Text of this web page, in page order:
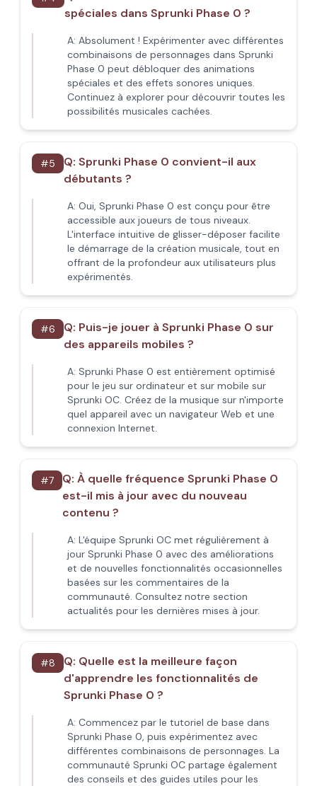
spéciales dans Sprunki Phase 0 ?
A: Absolument ! Expérimenter avec différentes
combinaisons de personnages dans Sprunki
Phase 0 peut débloquer des animations
spéciales et des effets sonores uniques.
Continuez à explorer pour découvrir toutes les
possibilités musicales cachées.
#5 Q: Sprunki Phase 0 convient-il aux
débutants ?
A: Oui, Sprunki Phase 0 est conçu pour être
accessible aux joueurs de tous niveaux.
L'interface intuitive de glisser-déposer facilite
le démarrage de la création musicale, tout en
offrant de la profondeur aux utilisateurs plus
expérimentés.
#6 Q: Puis-je jouer à Sprunki Phase 0 sur
des appareils mobiles ?
A: Sprunki Phase 0 est entièrement optimisé
pour le jeu sur ordinateur et sur mobile sur
Sprunki OC. Créez de la musique sur n'importe
quel appareil avec un navigateur Web et une
connexion Internet.
#7 Q: À quelle fréquence Sprunki Phase 0
est-il mis à jour avec du nouveau
contenu ?
A: L'équipe Sprunki OC met régulièrement à
jour Sprunki Phase 0 avec des améliorations
et de nouvelles fonctionnalités occasionnelles
basées sur les commentaires de la
communauté. Consultez notre section
actualités pour les dernières mises à jour.
#8 Q: Quelle est la meilleure façon
d'apprendre les fonctionnalités de
Sprunki Phase 0 ?
A: Commencez par le tutoriel de base dans
Sprunki Phase 0, puis expérimentez avec
différentes combinaisons de personnages. La
communauté Sprunki OC partage également
des conseils et des guides utiles pour les